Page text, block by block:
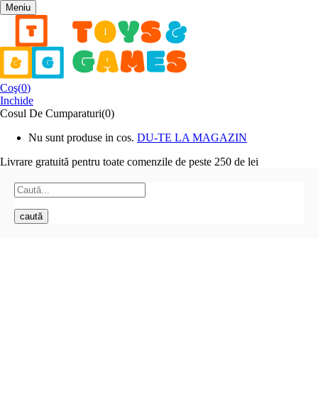
Meniu
Coş(0)
Inchide
Cosul De Cumparaturi(0)
Nu sunt produse in cos. DU-TE LA MAGAZIN
Livrare gratuită pentru toate comenzile de peste 250 de lei
caută